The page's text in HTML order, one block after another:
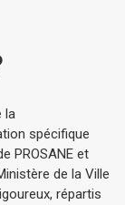
la
spécifique
PROSANE et
de la Ville
répartis